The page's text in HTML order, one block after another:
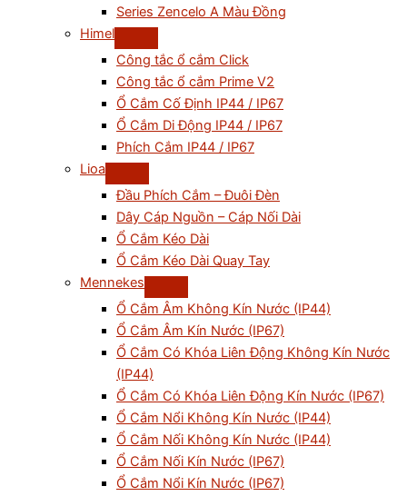
Series Zencelo A Màu Đồng
Himel
Công tắc ổ cắm Click
Công tắc ổ cắm Prime V2
Ổ Cắm Cố Định IP44 / IP67
Ổ Cắm Di Động IP44 / IP67
Phích Cắm IP44 / IP67
Lioa
Đầu Phích Cắm – Đuôi Đèn
Dây Cáp Nguồn – Cáp Nối Dài
Ổ Cắm Kéo Dài
Ổ Cắm Kéo Dài Quay Tay
Mennekes
Ổ Cắm Âm Không Kín Nước (IP44)
Ổ Cắm Âm Kín Nước (IP67)
Ổ Cắm Có Khóa Liên Động Không Kín Nước
(IP44)
Ổ Cắm Có Khóa Liên Động Kín Nước (IP67)
Ổ Cắm Nổi Không Kín Nước (IP44)
Ổ Cắm Nối Không Kín Nước (IP44)
Ổ Cắm Nối Kín Nước (IP67)
Ổ Cắm Nổi Kín Nước (IP67)